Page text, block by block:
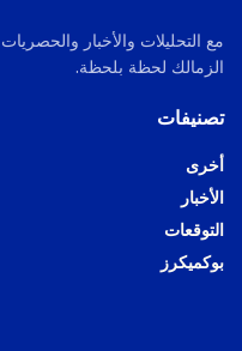
مع التحليلات والأخبار
الزمالك لحظة بلحظة.
تصنيفات
أخرى
الأخبار
التوقعات
بوكميكرز